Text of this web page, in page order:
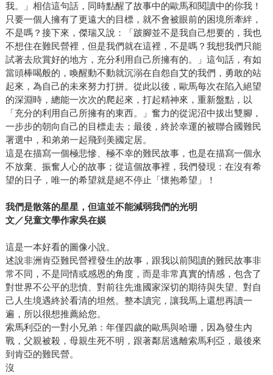
我。」相信這句話，同時點醒了故事中的歐馬和閱讀中的你我！
只要一個人擁有了更遠大的目標，就不會被眼前的困境所牽絆，
不是嗎？接下來，傑瑞又說：「跛腳並不是我自己想要的，我也
不想住在難民營裡，但是我們就在這裡，不是嗎？我想我們只能
試著去欣賞好的地方，充分利用自己所擁有的。」這句話，有如
當頭棒喝般的，喚醒動不動就沉溺在自怨自艾的我們，勇敢的站
起來，為自己的未來努力打拼。從此以後，歐馬每次在陷入絕望
的深淵時，總能一次次的爬起來，打起精神來，重新盤點，以
「充分的利用自己所擁有的東西。」奮力的從泥沼中拔出雙腳，
一步步的朝向自己的目標走去；最後，終於幸運的被聯合國難民
署選中，和弟弟一起飛到美國定居。
這是在描寫一個極悲慘、極不幸的難民故事，也是在描寫一個永
不放棄、振奮人心的故事；從這個故事裡，我們發現：在沒有希
望的日子，唯一的希望就是絕不停止「懷抱希望」！
我們是散落的星星，但這並不能減弱我們的光明
文／兒童文學作家吳在媖
這是一本好看的圖像小說。
述說非洲肯亞難民營裡發生的故事，跟我以前閱讀的難民故事非
常不同，不是同情或感恩的角度，而是非常真實的情感，包含了
對世界不公平的悲憤、對前往先進國家深切的期待與失望、對自
己人生境遇終於看清的坦然。整本讀完，讓我馬上還想再讀一
遍，所以很想推薦給您。
索馬利亞的一對小兄弟：年僅四歲的歐馬與哈珊，因為發生內
戰，父親被殺，母親生死不明，跟著鄰居逃離索馬利亞，最後來
到肯亞的難民營。
沒